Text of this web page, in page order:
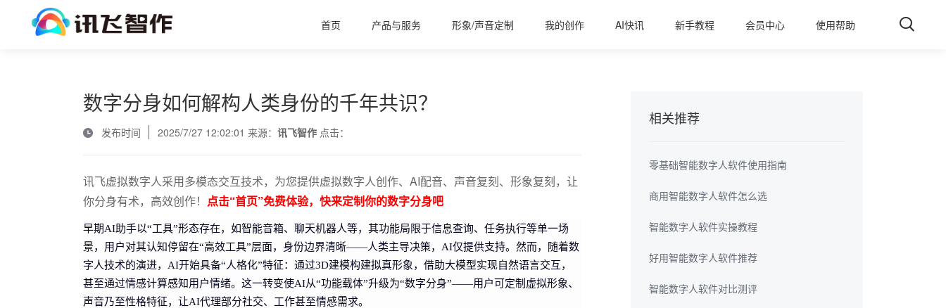
首页 产品与服务 形象/声音定制 我的创作 AI快讯 新手教程 会员中心 使用帮助
数字分身如何解构人类身份的千年共识？
发布时间 2025/7/27 12:02:01 来源： 讯飞智作点击：
讯飞虚拟数字人采用多模态交互技术，为您提供虚拟数字人创作、AI配音、声音复刻、形象复刻，让
你分身有术，高效创作！ 点击“首页”免费体验，快来定制你的数字分身吧
早期AI助手以“工具”形态存在，如智能音箱、聊天机器人等，其功能局限于信息查询、任务执行等单一场
景，用户对其认知停留在“高效工具”层面，身份边界清晰——人类主导决策，AI仅提供支持。然而，随着数
字人技术的演进，AI开始具备“人格化”特征：通过3D建模构建拟真形象，借助大模型实现自然语言交互，
甚至通过情感计算感知用户情绪。这一转变使AI从“功能载体”升级为“数字分身”——用户可定制虚拟形象、
声音乃至性格特征，让AI代理部分社交、工作甚至情感需求。
相关推荐
零基础智能数字人软件使用指南
商用智能数字人软件怎么选
智能数字人软件实操教程
好用智能数字人软件推荐
智能数字人软件对比测评